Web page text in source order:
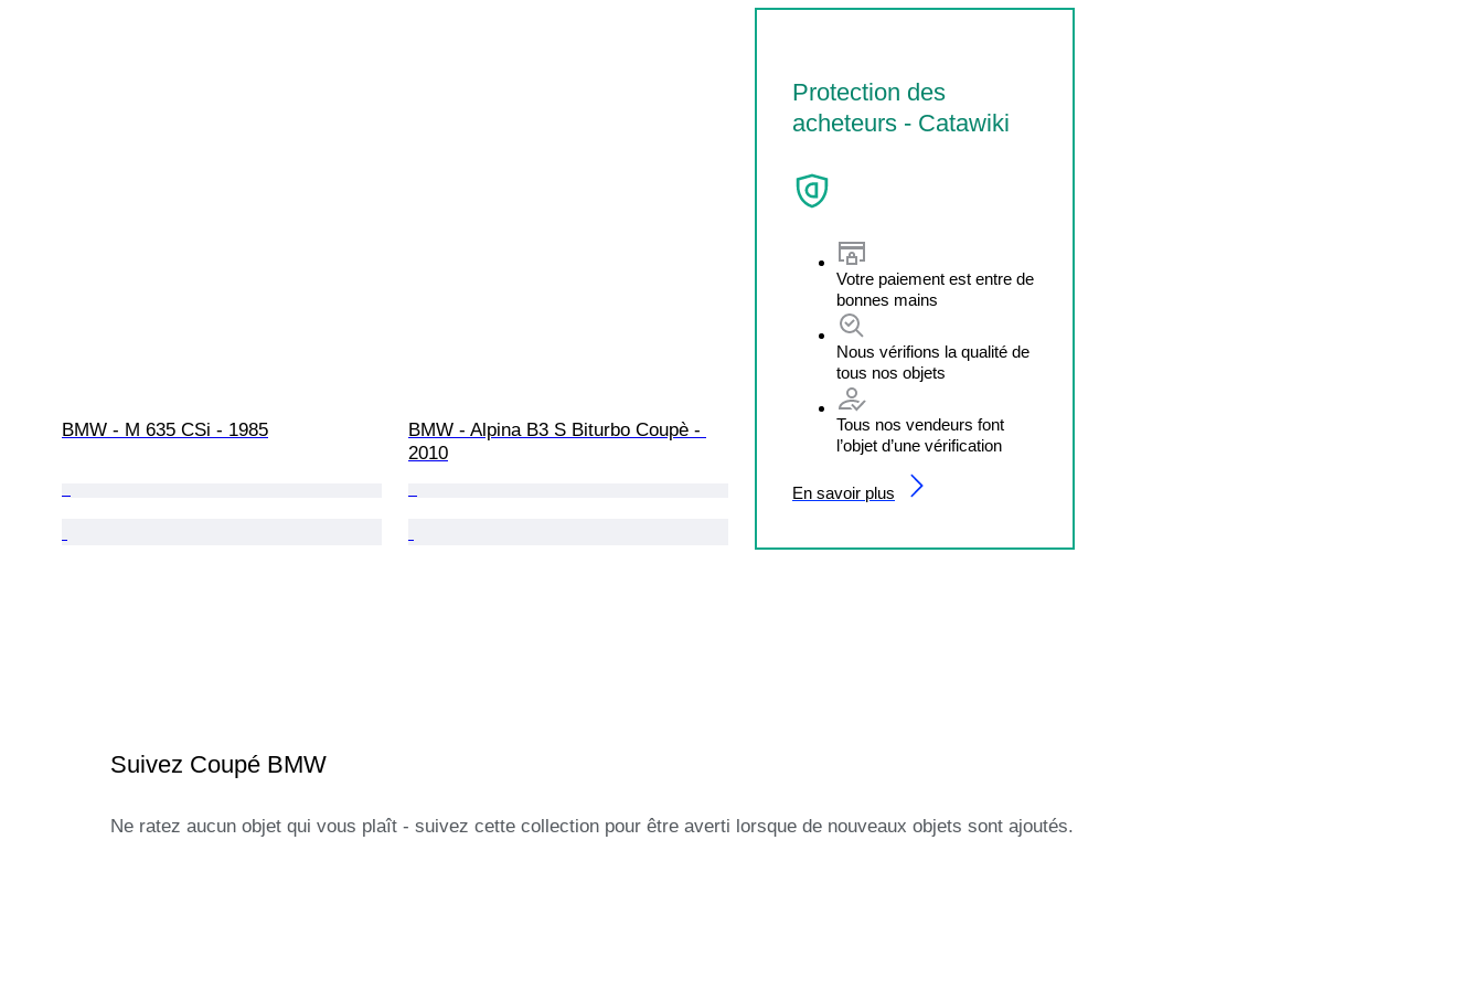
BMW - M 635 CSi - 1985
BMW - Alpina B3 S Biturbo Coupè -
2010
Protection des
acheteurs - Catawiki
Votre paiement est entre de
bonnes mains
Nous vérifions la qualité de
tous nos objets
Tous nos vendeurs font
l’objet d’une vérification
En savoir plus
Suivez Coupé BMW
Ne ratez aucun objet qui vous plaît - suivez cette collection pour être averti lorsque de nouveaux objets sont ajoutés.